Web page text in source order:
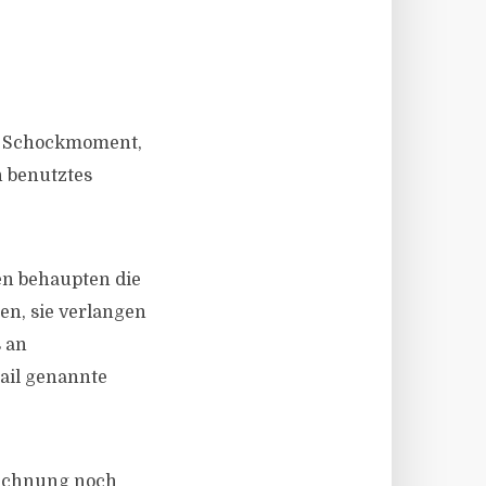
benutztes
behaupten die
sie verlangen
an
genannte
noch